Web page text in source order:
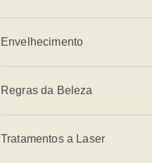
Envelhecimento
Regras da Beleza
Tratamentos a Laser